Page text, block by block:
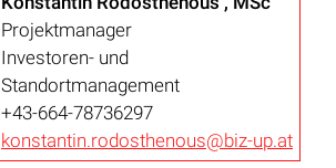
Projektmanager
Investoren- und
Standortmanagement
+43-664-78736297
konstantin.rodosthenous@biz-up.at